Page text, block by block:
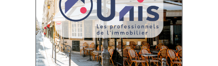
Petites Annonces Locatives
Actualités
Indices